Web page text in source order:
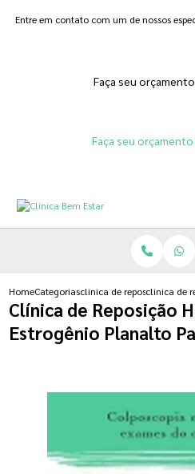
Entre em contato com um de nossos
Faça seu
Faça seu
HomeCategoriasclinica de reposicaoclinica de
Clínica de Reposição
Estrogênio Planalto